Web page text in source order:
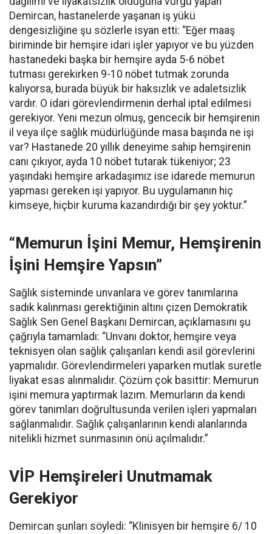
Demircan, hastanelerde yaşanan iş yükü
dengesizliğine şu sözlerle isyan etti: “Eğer maaş
biriminde bir hemşire idari işler yapıyor ve bu yüzden
hastanedeki başka bir hemşire ayda 5-6 nöbet
tutması gerekirken 9-10 nöbet tutmak zorunda
kalıyorsa, burada büyük bir haksızlık ve adaletsizlik
vardır. O idari görevlendirmenin derhal iptal edilmesi
gerekiyor. Yeni mezun olmuş, gencecik bir hemşirenin
il veya ilçe sağlık müdürlüğünde masa başında ne işi
var? Hastanede 20 yıllık deneyime sahip hemşirenin
canı çıkıyor, ayda 10 nöbet tutarak tükeniyor; 23
yaşındaki hemşire arkadaşımız ise idarede memurun
yapması gereken işi yapıyor. Bu uygulamanın hiç
kimseye, hiçbir kuruma kazandırdığı bir şey yoktur.”
“Memurun İşini Memur, Hemşirenin
İşini Hemşire Yapsın”
Sağlık sisteminde unvanlara ve görev tanımlarına
sadık kalınması gerektiğinin altını çizen Demokratik
Sağlık Sen Genel Başkanı Demircan, açıklamasını şu
çağrıyla tamamladı: “Unvanı doktor, hemşire veya
teknisyen olan sağlık çalışanları kendi asil görevlerini
yapmalıdır. Görevlendirmeleri yaparken mutlak suretle
liyakat esas alınmalıdır. Çözüm çok basittir: Memurun
işini memura yaptırmak lazım. Memurların da kendi
görev tanımları doğrultusunda verilen işleri yapmaları
sağlanmalıdır. Sağlık çalışanlarının kendi alanlarında
nitelikli hizmet sunmasının önü açılmalıdır.”
VİP Hemşireleri Unutmamak
Gerekiyor
Demircan şunları söyledi: “Klinisyen bir hemşire 6/ 10